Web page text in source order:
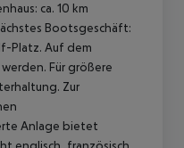
ca. 10 km
Bootsgeschäft:
Platz. Auf dem
Für größere
Zur
Anlage bietet